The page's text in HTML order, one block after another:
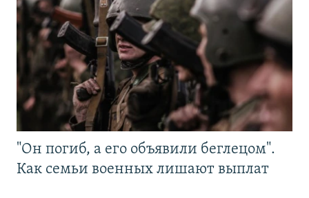
"Он погиб, а его объявили беглецом".
Как семьи военных лишают выплат